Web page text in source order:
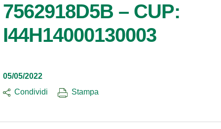
7562918D5B – CUP:
I44H14000130003
05/05/2022
Condividi
Stampa